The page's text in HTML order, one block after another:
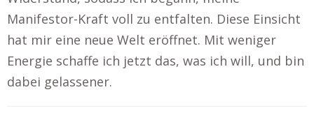
Manifestor-Kraft voll zu entfalten. Diese Einsicht
hat mir eine neue Welt eröffnet. Mit weniger
Energie schaffe ich jetzt das, was ich will, und bin
dabei gelassener.